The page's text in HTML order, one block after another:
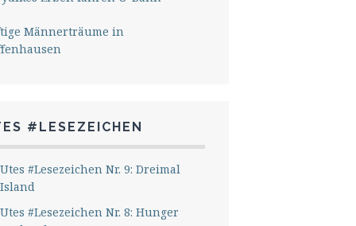
Männerträume in
#LESEZEICHEN
Utes #Lesezeichen Nr. 9: Dreimal
Island
Utes #Lesezeichen Nr. 8: Hunger